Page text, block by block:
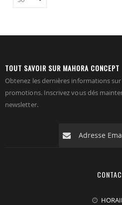
TOUT SAVOIR SUR MAHORA CONCEPT
Obtenez les dernières informations
promotions. Inscrivez vous dés
newsletter.